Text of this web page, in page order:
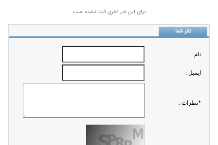
برای این خبر نظری ثبت نشده است
نظر شما
نام :
ايميل :
*نظرات :